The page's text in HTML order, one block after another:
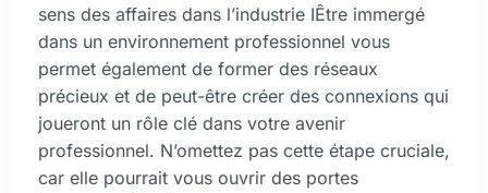
sens des affaires dans l’industrie IÊtre immergé
dans un environnement professionnel vous
permet également de former des réseaux
précieux et de peut-être créer des connexions qui
joueront un rôle clé dans votre avenir
professionnel. N’omettez pas cette étape cruciale,
car elle pourrait vous ouvrir des portes